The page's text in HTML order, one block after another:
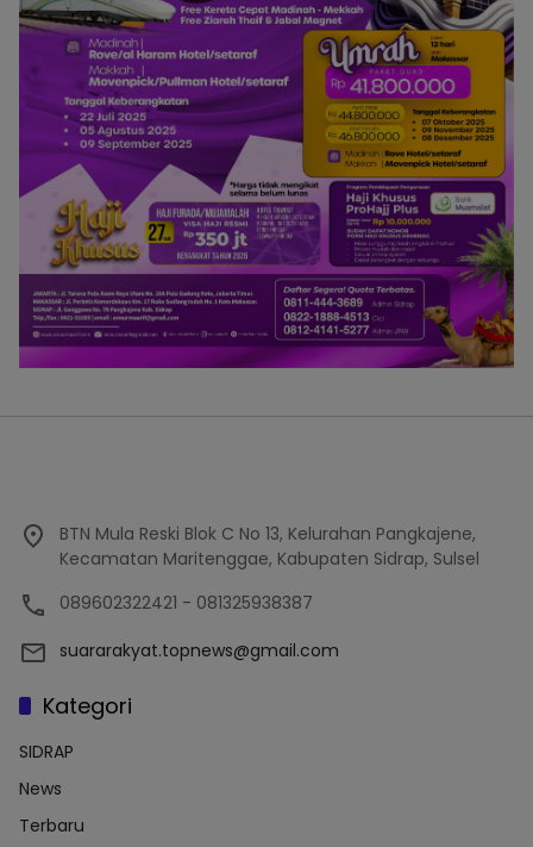
BTN Mula Reski Blok C No 13, Kelurahan Pangkajene,
Kecamatan Maritenggae, Kabupaten Sidrap, Sulsel
089602322421 - 081325938387
suararakyat.topnews@gmail.com
Kategori
SIDRAP
News
Terbaru